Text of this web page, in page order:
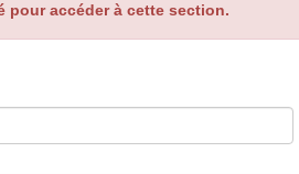
pour accéder à cette section.